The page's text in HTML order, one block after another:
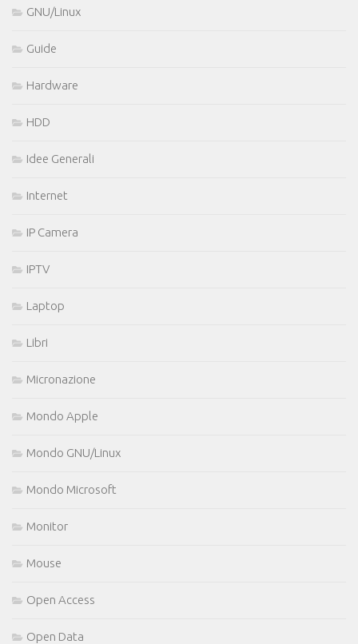
GNU/Linux
Guide
Hardware
HDD
Idee Generali
Internet
IP Camera
IPTV
Laptop
Libri
Micronazione
Mondo Apple
Mondo GNU/Linux
Mondo Microsoft
Monitor
Mouse
Open Access
Open Data